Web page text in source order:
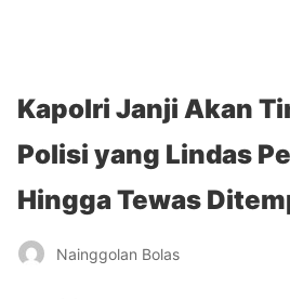
Kapolri Janji Akan
Polisi yang Lindas
Hingga Tewas
Nainggolan Bolas